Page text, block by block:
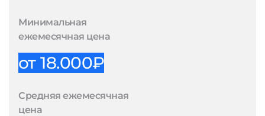
Минимальная
ежемесячная цена
от 18.000₽
Средняя ежемесячная
цена